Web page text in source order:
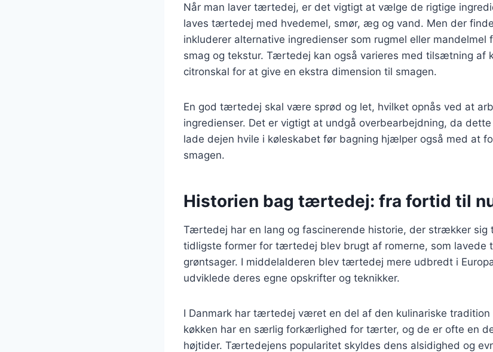
Når man laver tærtedej, er det vigtigt at vælge de rigtige
laves tærtedej med hvedemel, smør, æg og vand. Men der
inkluderer alternative ingredienser som rugmel eller mandelmel
smag og tekstur. Tærtedej kan også varieres med tilsætning af
citronskal for at give en ekstra dimension til smagen.
En god tærtedej skal være sprød og let, hvilket opnås ved at
ingredienser. Det er vigtigt at undgå overbearbejdning, da
lade dejen hvile i køleskabet før bagning hjælper også med at
smagen.
Historien bag tærtedej: fra fortid til
Tærtedej har en lang og fascinerende historie, der strækker sig
tidligste former for tærtedej blev brugt af romerne, som
grøntsager. I middelalderen blev tærtedej mere udbredt i
udviklede deres egne opskrifter og teknikker.
I Danmark har tærtedej været en del af den kulinariske tradition
køkken har en særlig forkærlighed for tærter, og de er ofte en
højtider. Tærtedejens popularitet skyldes dens alsidighed og